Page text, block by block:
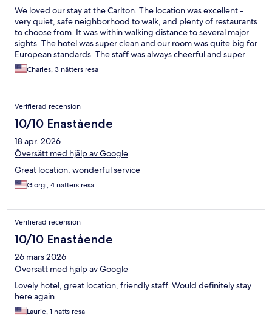
We loved our stay at the Carlton. The location was excellent -
very quiet, safe neighborhood to walk, and plenty of restaurants
to choose from. It was within walking distance to several major
sights. The hotel was super clean and our room was quite big for
European standards. The staff was always cheerful and super
helpful whenever we passed them in the lobby or had a
question at the front desk.
Charles, 3 nätters resa
Verifierad recension
10/10 Enastående
18 apr. 2026
Översätt med hjälp av Google
Great location, wonderful service
Giorgi, 4 nätters resa
Verifierad recension
10/10 Enastående
26 mars 2026
Översätt med hjälp av Google
Lovely hotel, great location, friendly staff. Would definitely stay
here again
Laurie, 1 natts resa